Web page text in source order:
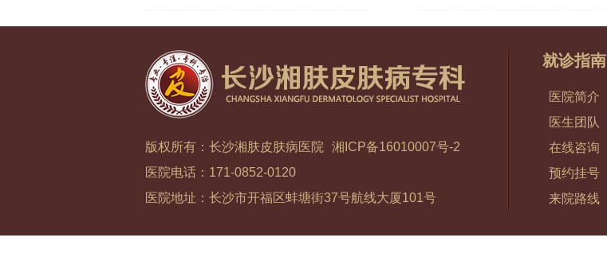
版权所有：长沙湘肤皮肤病医院
湘ICP备16010007号-2
医院电话：171-0852-0120
医院地址：长沙市开福区蚌塘街37号航线大厦101号
就诊指南
医院简介
医生团队
在线咨询
预约挂号
来院路线